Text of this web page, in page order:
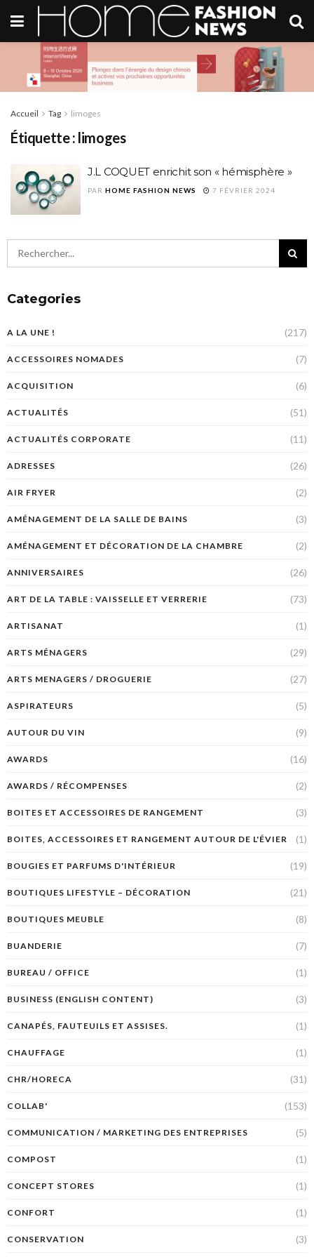
Accueil Tag limoges
Étiquette : limoges
J.L COQUET enrichit son « hémisphère »
PAR HOME FASHION NEWS 7 FÉVRIER 2024
Categories
A LA UNE ! (217)
ACCESSOIRES NOMADES (7)
ACQUISITION (6)
ACTUALITÉS (51)
ACTUALITÉS CORPORATE (11)
ADRESSES (26)
AIR FRYER (2)
AMÉNAGEMENT DE LA SALLE DE BAINS (3)
AMÉNAGEMENT ET DÉCORATION DE LA CHAMBRE (2)
ANNIVERSAIRES (26)
ART DE LA TABLE : VAISSELLE ET VERRERIE (73)
ARTISANAT (1)
ARTS MÉNAGERS (29)
ARTS MENAGERS / DROGUERIE (27)
ASPIRATEURS (5)
AUTOUR DU VIN (9)
AWARDS (16)
AWARDS / RÉCOMPENSES (2)
BOITES ET ACCESSOIRES DE RANGEMENT (3)
BOITES, ACCESSOIRES ET RANGEMENT AUTOUR DE L'ÉVIER (1)
BOUGIES ET PARFUMS D'INTÉRIEUR (19)
BOUTIQUES LIFESTYLE – DÉCORATION (21)
BOUTIQUES MEUBLE (8)
BUANDERIE (7)
BUREAU / OFFICE (1)
BUSINESS (ENGLISH CONTENT) (3)
CANAPÉS, FAUTEUILS ET ASSISES. (1)
CHAUFFAGE (1)
CHR/HORECA (31)
COLLAB' (153)
COMMUNICATION / MARKETING DES ENTREPRISES (5)
COMPOST (1)
CONCEPT STORES (1)
CONFORT (1)
CONSERVATION (3)